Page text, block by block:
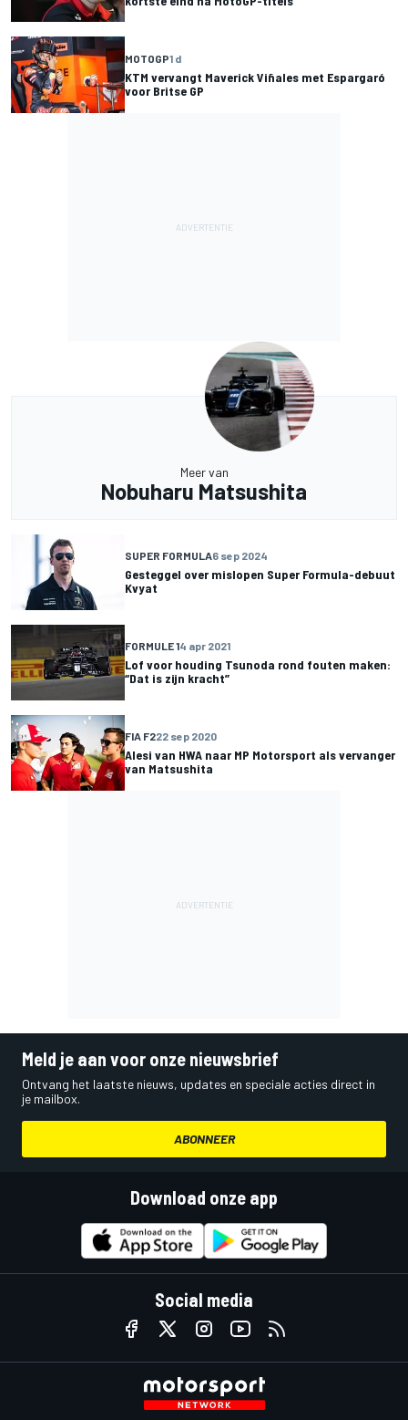
MOTOGP1 d
KTM vervangt Maverick Viñales met Espargaró
voor Britse GP
Meer van
Nobuharu Matsushita
SUPER FORMULA6 sep 2024
Gesteggel over mislopen Super Formula-debuut
Kvyat
FORMULE 14 apr 2021
Lof voor houding Tsunoda rond fouten maken:
“Dat is zijn kracht”
FIA F222 sep 2020
Alesi van HWA naar MP Motorsport als vervanger
van Matsushita
Meld je aan voor onze nieuwsbrief
Ontvang het laatste nieuws, updates en speciale acties direct in
je mailbox.
ABONNEER
Download onze app
Social media